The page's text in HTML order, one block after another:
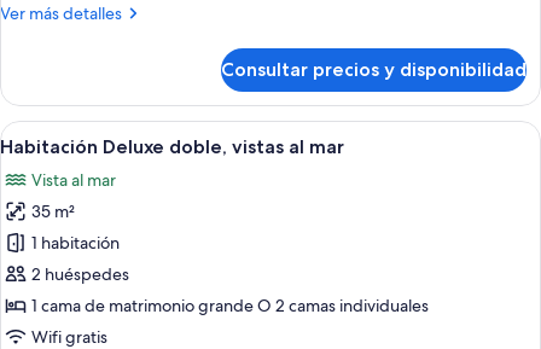
terraza
Ver más detalles
Más
Deluxe
doble,
terraza
Consultar precios y disponibilidad
Abrir
todas
las
fotos
de
Habitación
Deluxe
doble,
Una habitación de hotel moderna
22
Habitación Deluxe doble, vistas al mar
Vista al mar
35 m²
1 habitación
2 huéspedes
1 cama de matrimonio grande O 2 camas individuales
Wifi gratis